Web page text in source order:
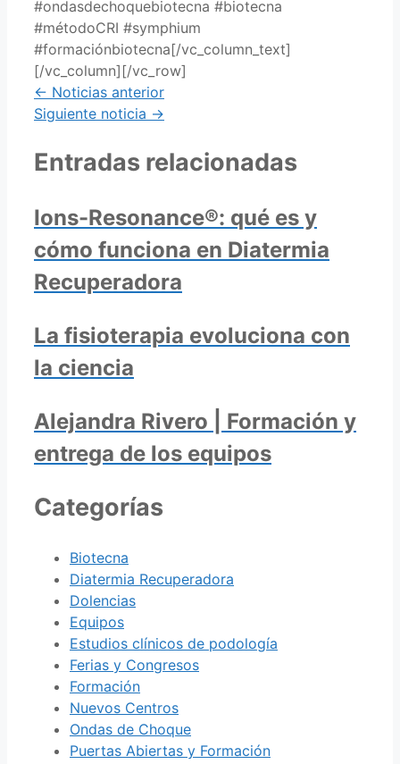
#ondasdechoquebiotecna #biotecna
#métodoCRI #symphium
#formaciónbiotecna[/vc_column_text]
[/vc_column][/vc_row]
Posts
← Noticias anterior
Siguiente noticia →
Entradas relacionadas
Ions-Resonance®: qué es y
cómo funciona en Diatermia
Recuperadora
La fisioterapia evoluciona con
la ciencia
Alejandra Rivero | Formación y
entrega de los equipos
Categorías
Biotecna
Diatermia Recuperadora
Dolencias
Equipos
Estudios clínicos de podología
Ferias y Congresos
Formación
Nuevos Centros
Ondas de Choque
Puertas Abiertas y Formación